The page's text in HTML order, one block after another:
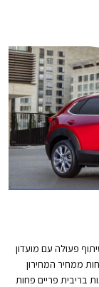
הממשלתי.
פעולה עם מועדון
ממחיר המחירון
בריבית פריים פחות